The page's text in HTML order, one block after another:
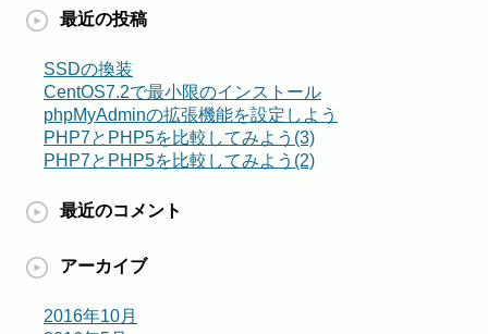
最近の投稿
SSDの換装
CentOS7.2で最小限のインストール
phpMyAdminの拡張機能を設定しよう
PHP7とPHP5を比較してみよう(3)
PHP7とPHP5を比較してみよう(2)
最近のコメント
アーカイブ
2016年10月